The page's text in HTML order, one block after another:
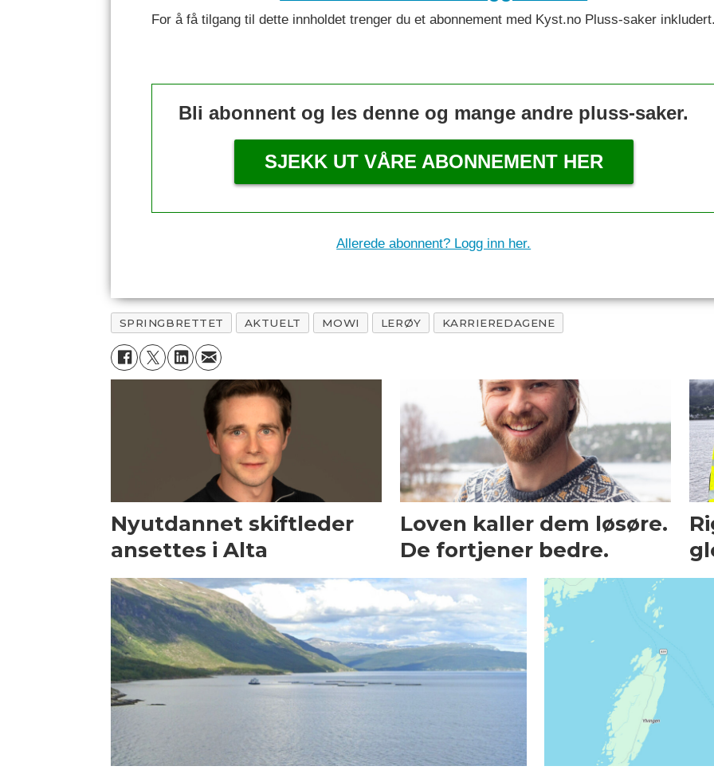
For å få tilgang til dette innholdet trenger du et abonnement med Kyst.no Pluss-saker
Bli abonnent og les denne og mange andre pluss-saker.
SJEKK UT VÅRE ABONNEMENT HER
Allerede abonnent? Logg inn her.
SPRINGBRETTET AKTUELT MOWI LERØY KARRIEREDAGENE
Nyutdannet skiftleder
ansettes i Alta
Loven kaller dem løsøre.
De fortjener bedre.